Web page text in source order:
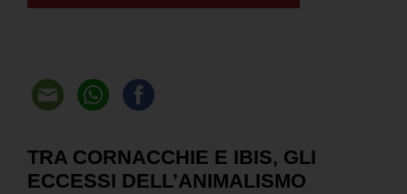
TRA CORNACCHIE E IBIS, GLI
ECCESSI DELL’ANIMALISMO